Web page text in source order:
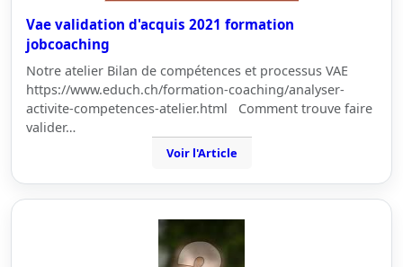
Vae validation d'acquis 2021 formation
jobcoaching
Notre atelier Bilan de compétences et processus VAE
https://www.educh.ch/formation-coaching/analyser-
activite-competences-atelier.html Comment trouve faire
valider…
Voir l'Article